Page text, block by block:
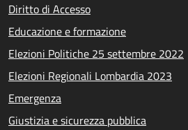
Diritto di Accesso
Educazione e formazione
Elezioni Politiche 25 settembre 2022
Elezioni Regionali Lombardia 2023
Emergenza
Giustizia e sicurezza pubblica